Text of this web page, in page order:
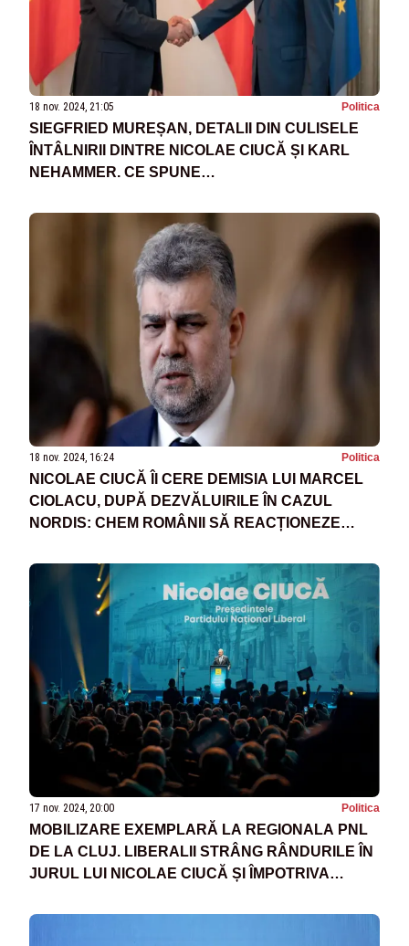
18 nov. 2024, 21:05 Politica
SIEGFRIED MUREȘAN, DETALII DIN CULISELE
ÎNTÂLNIRII DINTRE NICOLAE CIUCĂ ȘI KARL
NEHAMMER. CE SPUNE
ROMÂNIEI ÎN SCHENGEN
18 nov. 2024, 16:24 Politica
NICOLAE CIUCĂ ÎI CERE DEMISIA LUI MARCEL
CIOLACU, DUPĂ DEZVĂLUIRILE ÎN CAZUL
NORDIS: CHEM ROMÂNII SĂ REACȚIONEZE
17 nov. 2024, 20:00 Politica
MOBILIZARE EXEMPLARĂ LA REGIONALA PNL
DE LA CLUJ. LIBERALII STRÂNG RÂNDURILE ÎN
JURUL LUI NICOLAE CIUCĂ ȘI ÎMPOTRIVA